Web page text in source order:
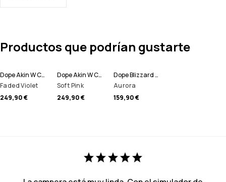
Productos que podrían gustarte
Dope Akin W Chaqueta Snowboard Mujer
Faded Violet
249,90 €
Dope Akin W Chaqueta Snowboard Mujer
Soft Pink
249,90 €
Dope Blizzard W 2024 Pantalones Snowboard Mujer
Aurora
159,90 €